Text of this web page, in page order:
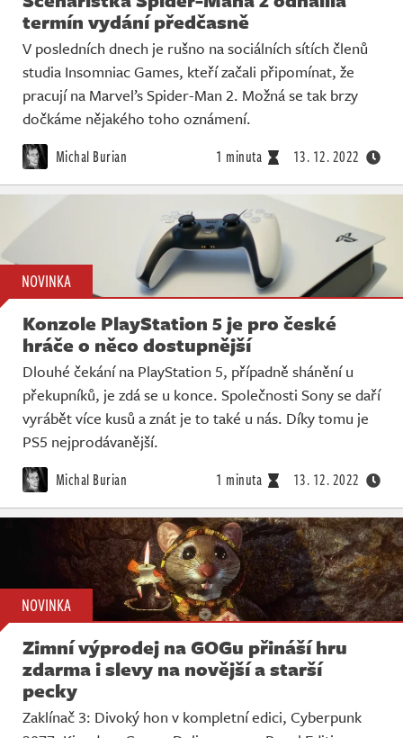
termín vydání předčasně
V posledních dnech je rušno na sociálních sítích členů
studia Insomniac Games, kteří začali připomínat, že
pracují na Marvel’s Spider-Man 2. Možná se tak brzy
dočkáme nějakého toho oznámení.
Michal Burian 1 minuta 13. 12. 2022
NOVINKA
Konzole PlayStation 5 je pro české
hráče o něco dostupnější
Dlouhé čekání na PlayStation 5, případně shánění u
překupníků, je zdá se u konce. Společnosti Sony se daří
vyrábět více kusů a znát je to také u nás. Díky tomu je
PS5 nejprodávanější.
Michal Burian 1 minuta 13. 12. 2022
NOVINKA
Zimní výprodej na GOGu přináší hru
zdarma i slevy na novější a starší
pecky
Zaklínač 3: Divoký hon v kompletní edici, Cyberpunk